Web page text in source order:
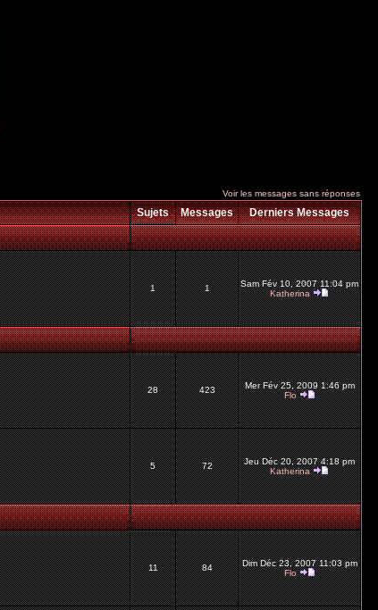
Voir les messages sans réponses
Sujets Messages
Derniers Messages
1 1
Sam Fév 10, 2007 11:04 pm
Katherina
28 423
Mer Fév 25, 2009 1:46 pm
Flo
5 72
Jeu Déc 20, 2007 4:18 pm
Katherina
11 84
Dim Déc 23, 2007 11:03 pm
Flo